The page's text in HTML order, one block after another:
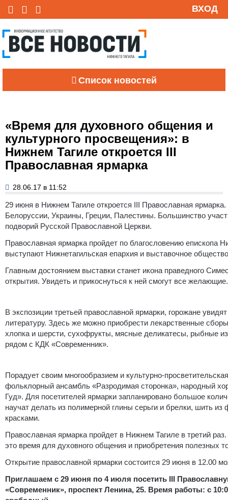
ВХОД
Список новостей
«Время для духовного общения и
культурного просвещения»: в
Нижнем Тагиле откроется III
Православная ярмарка
28.06.17 в 11:52
29 июня в Нижнем Тагиле откроется III Православная
Белоруссии, Украины, Греции, Палестины. Большинство
подворий Русской Православной Церкви.
Православная ярмарка пройдет по благословению епископа
выступают Нижнетагильская епархия и выставочное
Главным достоянием выставки станет икона праведного
открытия. Увидеть и прикоснуться к ней смогут все желающие.
В экспозиции третьей православной ярмарки, горожане
литературу. Здесь же можно приобрести лекарственные
хлопка и шерсти, сухофрукты, мясные деликатесы, рыбные
рядом с КДК «Современник».
Порадует своим многообразием и культурно-
фольклорный ансамбль «Разродимая сторонка», народный
Гуд». Для посетителей ярмарки запланировано большое
научат делать из полимерной глины серьги и брелки, шить
красками.
Православная ярмарка пройдет в Нижнем Тагиле в третий
это время для духовного общения и приобретения полезных
Открытие православной ярмарки состоится 29 июня в 12.00
Приглашаем с 29 июня по 4 июля посетить III
«Современник», проспект Ленина, 25. Время работы: с